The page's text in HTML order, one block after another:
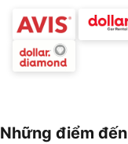
Những điểm